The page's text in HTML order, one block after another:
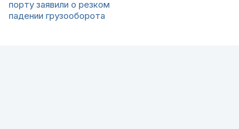
порту заявили о резком
падении грузооборота